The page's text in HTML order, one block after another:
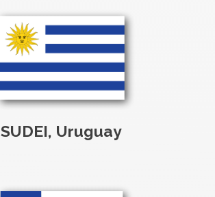
SUDEI, Uruguay